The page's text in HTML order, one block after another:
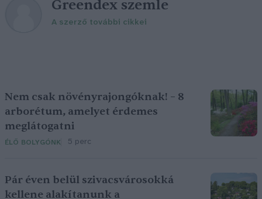
Greendex szemle
A szerző további cikkei
Nem csak növényrajongóknak! – 8
arborétum, amelyet érdemes
meglátogatni
ÉLŐ BOLYGÓNK 5 perc
Pár éven belül szivacsvárosokká
kellene alakítanunk a